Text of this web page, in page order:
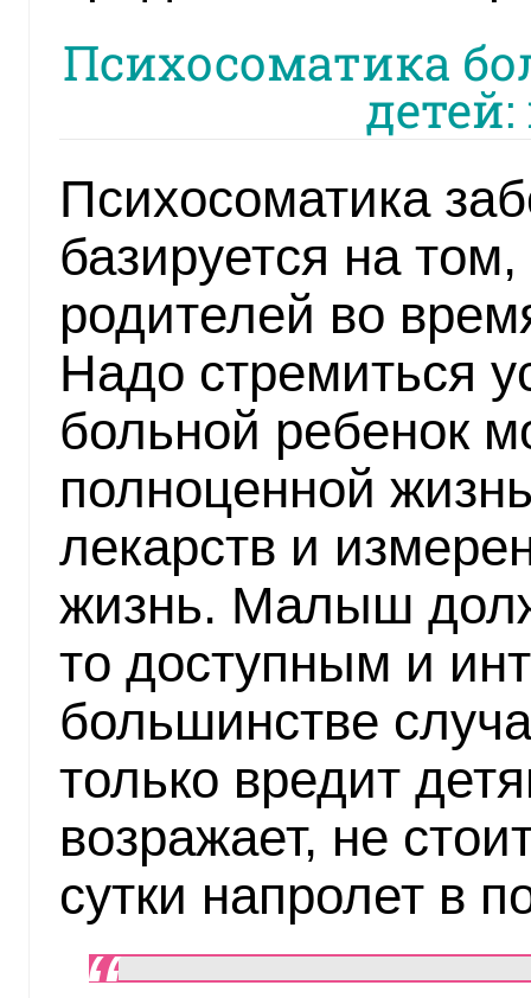
Психосоматика
Психосоматика
базируется на
родителей во
Надо стремиться
больной ребенок
полноценной
лекарств и
жизнь. Малыш
то доступным и
большинстве
только вредит
возражает, не
сутки напролет в